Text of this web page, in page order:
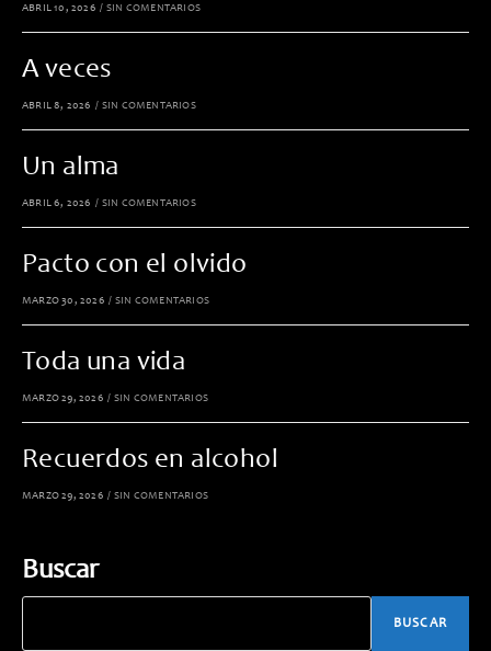
ABRIL 10, 2026 / SIN COMENTARIOS
A veces
ABRIL 8, 2026 / SIN COMENTARIOS
Un alma
ABRIL 6, 2026 / SIN COMENTARIOS
Pacto con el olvido
MARZO 30, 2026 / SIN COMENTARIOS
Toda una vida
MARZO 29, 2026 / SIN COMENTARIOS
Recuerdos en alcohol
MARZO 29, 2026 / SIN COMENTARIOS
Buscar
BUSCAR